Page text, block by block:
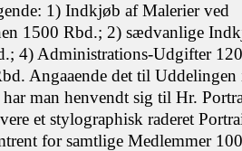
1) Indkjøb af Malerier ved
1500 Rbd.; 2) sædvanlige
4) Administrations-Udgifter
Angaaende det til
man henvendt sig til Hr.
et stylographisk raderet
for samtlige Medlemmer